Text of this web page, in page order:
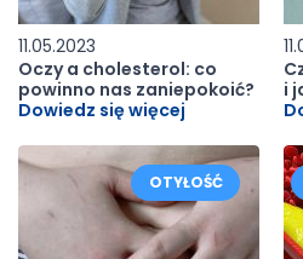
11.05.2023
Oczy a cholesterol: co
powinno nas zaniepokoić?
Dowiedz się więcej
i
OTYŁOŚĆ